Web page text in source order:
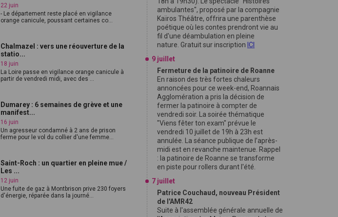
22 juin
- Le département reste placé en vigilance
orange canicule, poussant certaines co...
Chalmazel : vers une réouverture de la
statio...
18 juin
La Loire passe en vigilance orange canicule à
partir de vendredi midi, avec des ...
Dumarey : 6 semaines de grève et une
manifest...
16 juin
Un agresseur condamné à 2 ans de prison
ferme pour le vol du collier d'une femme...
Saint-Roch : un quartier en pleine mue /
Les ...
12 juin
Une fuite de gaz à Montbrison prive 230 foyers
d'énergie, réparée dans la journé...
ambulantes", proposé par la compagnie
Kaïros Théâtre, offrira une parenthèse
poétique où les contes prendront vie au
fil d'une déambulation en pleine
nature. Gratuit sur inscription ICI
9 juillet
Fermeture de la patinoire de Roanne
En raison des très fortes chaleurs
annoncées pour ce week-end, Roannais
Agglomération a pris la décision de
fermer la patinoire à compter de
vendredi soir. La soirée thématique
"Viens fêter ton exam" prévue le
vendredi 10 juillet de 19h à 23h est
annulée. La séance publique de l’après-
midi est en revanche maintenue. Rappel
: la patinoire de Roanne se transforme
en piste pour rollers durant l'été.
7 juillet
Patrice Couchaud, nouveau Président
de l'AMR42
Suite à l'assemblée générale annuelle de